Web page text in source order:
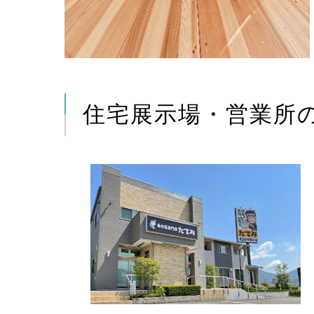
住宅展示場・営業所